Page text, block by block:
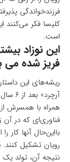
فرزندخواندگی
کلیسا فکر می‌کنند
است.
فریز شده می
فناوری‌ای که در آن
رویان تشکیل کنند.